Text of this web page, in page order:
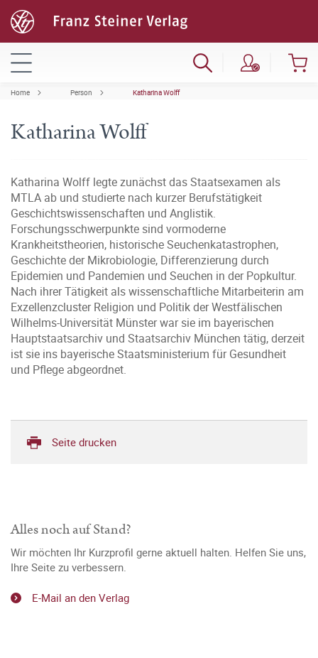
Home Person Katharina Wolff
Katharina Wolff
Katharina Wolff legte zunächst das Staatsexamen als
MTLA ab und studierte nach kurzer Berufstätigkeit
Geschichtswissenschaften und Anglistik.
Forschungsschwerpunkte sind vormoderne
Krankheitstheorien, historische Seuchenkatastrophen,
Geschichte der Mikrobiologie, Differenzierung durch
Epidemien und Pandemien und Seuchen in der Popkultur.
Nach ihrer Tätigkeit als wissenschaftliche Mitarbeiterin am
Exzellenzcluster Religion und Politik der Westfälischen
Wilhelms-Universität Münster war sie im bayerischen
Hauptstaatsarchiv und Staatsarchiv München tätig, derzeit
ist sie ins bayerische Staatsministerium für Gesundheit
und Pflege abgeordnet.
Seite drucken
Alles noch auf Stand?
Wir möchten Ihr Kurzprofil gerne aktuell halten. Helfen Sie uns,
Ihre Seite zu verbessern.
E-Mail an den Verlag